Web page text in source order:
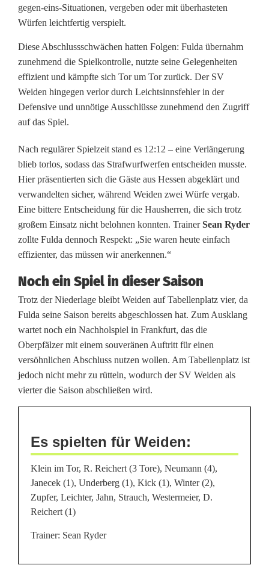
m
p
i
e
l
k
r
i
m
i
e
g
e
n
F
u
ü
gegen-eins-Situationen, vergeben oder mit überhasteten
Würfen leichtfertig verspielt.
Diese Abschlussschwächen hatten Folgen: Fulda übernahm
zunehmend die Spielkontrolle, nutzte seine Gelegenheiten
effizient und kämpfte sich Tor um Tor zurück. Der SV
Weiden hingegen verlor durch Leichtsinnsfehler in der
Defensive und unnötige Ausschlüsse zunehmend den Zugriff
auf das Spiel.
Nach regulärer Spielzeit stand es 12:12 – eine Verlängerung
blieb torlos, sodass das Strafwurfwerfen entscheiden musste.
Hier präsentierten sich die Gäste aus Hessen abgeklärt und
verwandelten sicher, während Weiden zwei Würfe vergab.
Eine bittere Entscheidung für die Hausherren, die sich trotz
großem Einsatz nicht belohnen konnten. TrainerSean Ryder
zollte Fulda dennoch Respekt: „Sie waren heute einfach
effizienter, das müssen wir anerkennen.“
Noch ein Spiel in dieser Saison
Trotz der Niederlage bleibt Weiden auf Tabellenplatz vier, da
Fulda seine Saison bereits abgeschlossen hat. Zum Ausklang
wartet noch ein Nachholspiel in Frankfurt, das die
Oberpfälzer mit einem souveränen Auftritt für einen
versöhnlichen Abschluss nutzen wollen. Am Tabellenplatz ist
jedoch nicht mehr zu rütteln, wodurch der SV Weiden als
vierter die Saison abschließen wird.
Es spielten für Weiden:
Klein im Tor, R. Reichert (3 Tore), Neumann (4),
Janecek (1), Underberg (1), Kick (1), Winter (2),
Zupfer, Leichter, Jahn, Strauch, Westermeier, D.
Reichert (1)
Trainer: Sean Ryder